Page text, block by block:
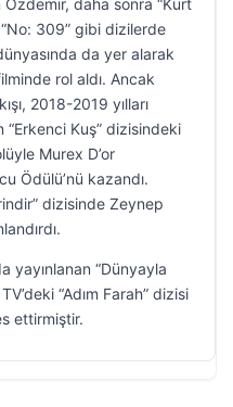
daha sonra “Kurt
“No: 309” gibi dizilerde
da yer alarak
rol aldı. Ancak
2018-2019 yılları
“Erkenci Kuş” dizisindeki
Murex D’or
Ödülü’nü kazandı.
dizisinde Zeynep
yayınlanan “Dünyayla
“Adım Farah” dizisi
ettirmiştir.